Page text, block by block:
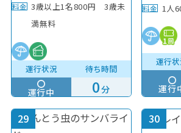
ートパンツの無料レンタルあり。
スタッフへお声掛けください。）
※その他スタッフの判断により、
ご利用をご遠慮いただく場合がご
ざいます。
やベルトコンベヤーなど、楽しい
遊びがいっぱいです。 記念写真
も撮ろうね。
料金 3歳以上1名800円 3歳未
満無料
運行状況
運行中
待ち時間
0分
よう♪ ※エ
料金 1人
運行
運行
29
30
検索